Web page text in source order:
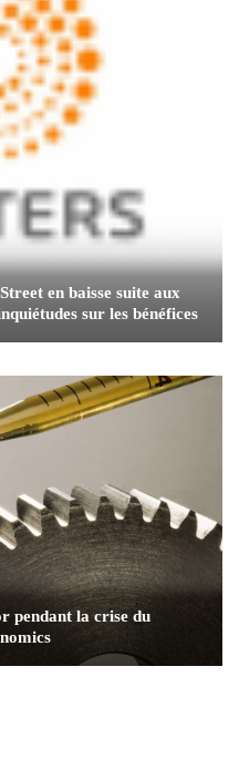
en baisse suite aux
sur les bénéfices
pendant la crise du